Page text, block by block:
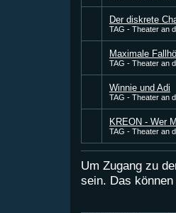
Der diskrete
TAG - Theater an
Maximale
TAG - Theater an
Winnie und Adi
TAG - Theater an
KREON - Wer
TAG - Theater an
Um Zugang zu
sein. Das